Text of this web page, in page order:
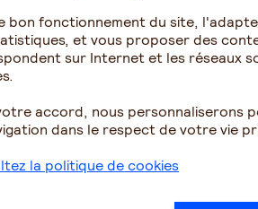
du temps pour soi
Post
4
bon fonctionnement du site,
et vous proposer des
sur Internet et les réseaux
accord, nous personnaliserons
dans le respect de votre vie
la politique de cookies